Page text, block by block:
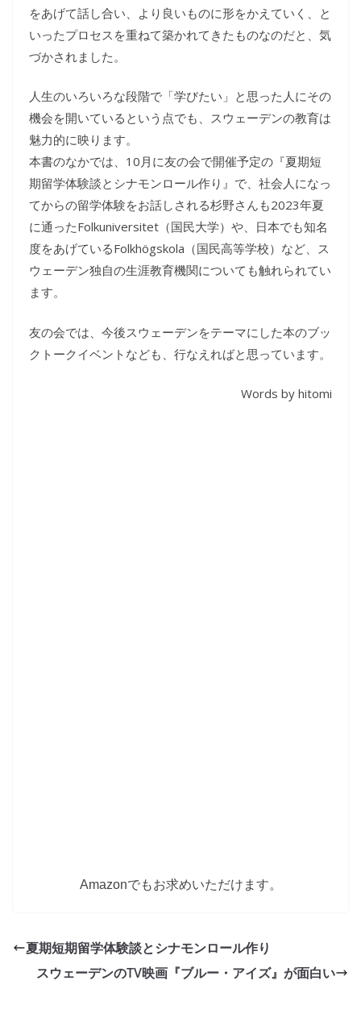
をあげて話し合い、より良いものに形をかえていく、と
いったプロセスを重ねて築かれてきたものなのだと、気
づかされました。
人生のいろいろな段階で「学びたい」と思った人にその
機会を開いているという点でも、スウェーデンの教育は
魅力的に映ります。
本書のなかでは、10月に友の会で開催予定の『夏期短
期留学体験談とシナモンロール作り』で、社会人になっ
てからの留学体験をお話しされる杉野さんも2023年夏
に通ったFolkuniversitet（国民大学）や、日本でも知名
度をあげているFolkhögskola（国民高等学校）など、ス
ウェーデン独自の生涯教育機関についても触れられてい
ます。
友の会では、今後スウェーデンをテーマにした本のブッ
クトークイベントなども、行なえればと思っています。
Words by hitomi
Amazonでもお求めいただけます。
夏期短期留学体験談とシナモンロール作り
スウェーデンのTV映画『ブルー・アイズ』が面白い